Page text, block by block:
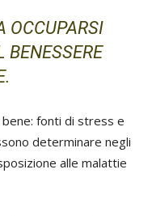
OCCUPARSI
BENESSERE
fonti di stress e
determinare negli
alle malattie